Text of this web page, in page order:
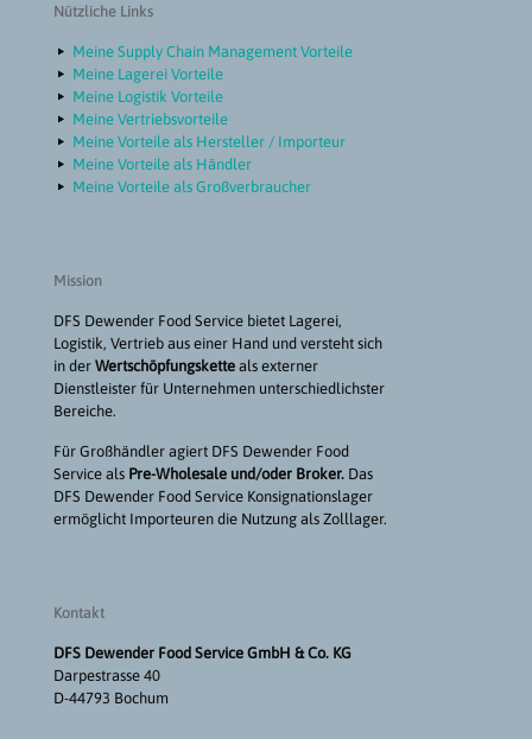
Nützliche Links
Meine Supply Chain Management Vorteile
Meine Lagerei Vorteile
Meine Logistik Vorteile
Meine Vertriebsvorteile
Meine Vorteile als Hersteller / Importeur
Meine Vorteile als Händler
Meine Vorteile als Großverbraucher
Mission
DFS Dewender Food Service bietet Lagerei,
Logistik, Vertrieb aus einer Hand und versteht sich
in der Wertschöpfungskette als externer
Dienstleister für Unternehmen unterschiedlichster
Bereiche.
Für Großhändler agiert DFS Dewender Food
Service als Pre-Wholesale und/oder Broker. Das
DFS Dewender Food Service Konsignationslager
ermöglicht Importeuren die Nutzung als Zolllager.
Kontakt
DFS Dewender Food Service GmbH & Co. KG
Darpestrasse 40
D-44793 Bochum